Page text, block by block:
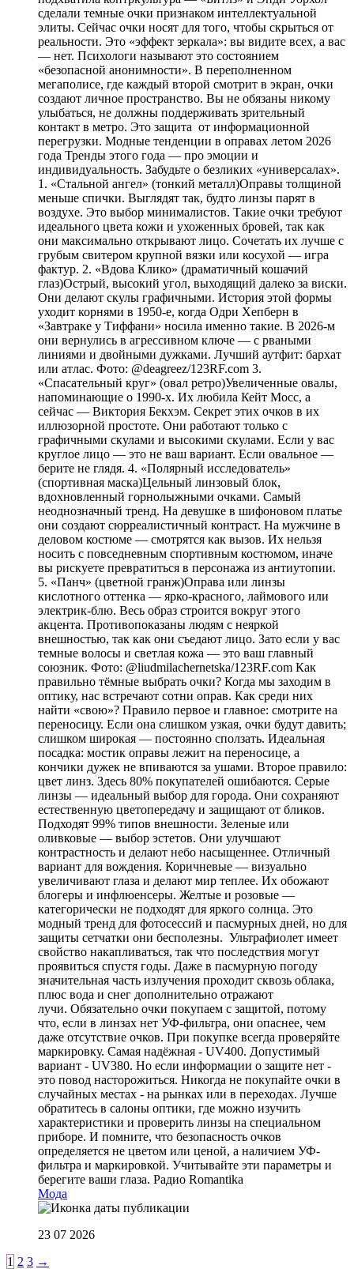
сделали темные очки признаком интеллектуальной
элиты. Сейчас очки носят для того, чтобы скрыться от
реальности. Это «эффект зеркала»: вы видите всех, а вас
— нет. Психологи называют это состоянием
«безопасной анонимности». В переполненном
мегаполисе, где каждый второй смотрит в экран, очки
создают личное пространство. Вы не обязаны никому
улыбаться, не должны поддерживать зрительный
контакт в метро. Это защита от информационной
перегрузки. Модные тенденции в оправах летом 2026
года Тренды этого года — про эмоции и
индивидуальность. Забудьте о безликих «универсалах».
1. «Стальной ангел» (тонкий металл)Оправы толщиной
меньше спички. Выглядят так, будто линзы парят в
воздухе. Это выбор минималистов. Такие очки требуют
идеального цвета кожи и ухоженных бровей, так как
они максимально открывают лицо. Сочетать их лучше с
грубым свитером крупной вязки или косухой — игра
фактур. 2. «Вдова Клико» (драматичный кошачий
глаз)Острый, высокий угол, выходящий далеко за виски.
Они делают скулы графичными. История этой формы
уходит корнями в 1950-е, когда Одри Хепберн в
«Завтраке у Тиффани» носила именно такие. В 2026-м
они вернулись в агрессивном ключе — с рваными
линиями и двойными дужками. Лучший аутфит: бархат
или атлас. Фото: @deagreez/123RF.com 3.
«Спасательный круг» (овал ретро)Увеличенные овалы,
напоминающие о 1990-х. Их любила Кейт Мосс, а
сейчас — Виктория Бекхэм. Секрет этих очков в их
иллюзорной простоте. Они работают только с
графичными скулами и высокими скулами. Если у вас
круглое лицо — это не ваш вариант. Если овальное —
берите не глядя. 4. «Полярный исследователь»
(спортивная маска)Цельный линзовый блок,
вдохновленный горнолыжными очками. Самый
неоднозначный тренд. На девушке в шифоновом платье
они создают сюрреалистичный контраст. На мужчине в
деловом костюме — смотрятся как вызов. Их нельзя
носить с повседневным спортивным костюмом, иначе
вы рискуете превратиться в персонажа из антиутопии.
5. «Панч» (цветной гранж)Оправа или линзы
кислотного оттенка — ярко-красного, лаймового или
электрик-блю. Весь образ строится вокруг этого
акцента. Противопоказаны людям с неяркой
внешностью, так как они съедают лицо. Зато если у вас
темные волосы и светлая кожа — это ваш главный
союзник. Фото: @liudmilachernetska/123RF.com Как
правильно тёмные выбрать очки? Когда мы заходим в
оптику, нас встречают сотни оправ. Как среди них
найти «свою»? Правило первое и главное: смотрите на
переносицу. Если она слишком узкая, очки будут давить;
слишком широкая — постоянно сползать. Идеальная
посадка: мостик оправы лежит на переносице, а
кончики дужек не впиваются за ушами. Второе правило:
цвет линз. Здесь 80% покупателей ошибаются. Серые
линзы — идеальный выбор для города. Они сохраняют
естественную цветопередачу и защищают от бликов.
Подходят 99% типов внешности. Зеленые или
оливковые — выбор эстетов. Они улучшают
контрастность и делают небо насыщеннее. Отличный
вариант для вождения. Коричневые — визуально
увеличивают глаза и делают мир теплее. Их обожают
блогеры и инфлюенсеры. Желтые и розовые —
категорически не подходят для яркого солнца. Это
модный тренд для фотосессий и пасмурных дней, но для
защиты сетчатки они бесполезны. Ультрафиолет имеет
свойство накапливаться, так что последствия могут
проявиться спустя годы. Даже в пасмурную погоду
значительная часть излучения проходит сквозь облака,
плюс вода и снег дополнительно отражают
лучи. Обязательно очки покупаем с защитой, потому
что, если в линзах нет УФ-фильтра, они опаснее, чем
даже отсутствие очков. При покупке всегда проверяйте
маркировку. Самая надёжная - UV400. Допустимый
вариант - UV380. Но если информации о защите нет -
это повод насторожиться. Никогда не покупайте очки в
случайных местах - на рынках или в переходах. Лучше
обратитесь в салоны оптики, где можно изучить
характеристики и проверить линзы на специальном
приборе. И помните, что безопасность очков
определяется не цветом или ценой, а наличием УФ-
фильтра и маркировкой. Учитывайте эти параметры и
берегите ваши глаза. Радио Romantika
Мода
23 07 2026
1 2 3 →